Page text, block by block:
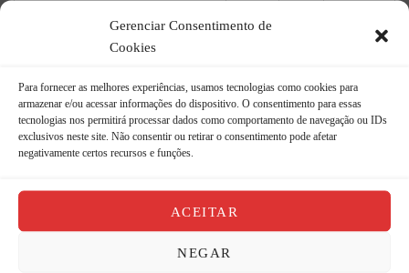
Gerenciar Consentimento de
Cookies
Para fornecer as melhores experiências, usamos tecnologias como cookies para
armazenar e/ou acessar informações do dispositivo. O consentimento para essas
tecnologias nos permitirá processar dados como comportamento de navegação ou IDs
exclusivos neste site. Não consentir ou retirar o consentimento pode afetar
negativamente certos recursos e funções.
ACEITAR
NEGAR
Valor Energético (kcal) 18
Açúcares Totais (g) 1,2
Proteínas (g) 1,1 0,6
Não contém quantidades significativas de gorduras totais, gorduras